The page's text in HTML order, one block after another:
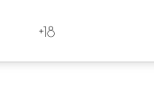
+18